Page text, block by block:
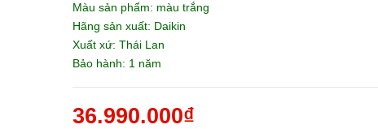
Màu sản phẩm: màu trắng
Hãng sản xuất: Daikin
Xuất xứ: Thái Lan
Bảo hành: 1 năm
36.990.000₫